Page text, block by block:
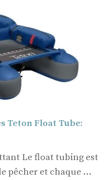
Teton Float Tube:
Le float tubing est
pêcher et chaque …